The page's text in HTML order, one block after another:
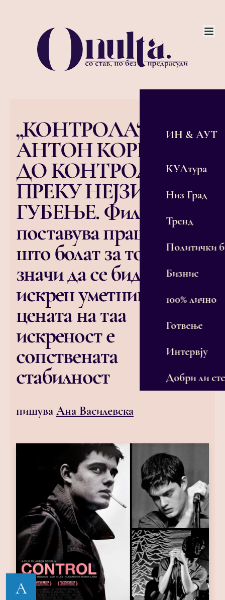
ИН & АУТ
КУЛтура
Низ Град
Тренд
Политички
Бизнис
100% лично
Готвење
Интервју
Добри ли
„КОНТРОЛА“ НА
АНТОН КОРБЕЈН –
ДО КОНТРОЛА
ПРЕКУ НЕЈЗИНО
ГУБЕЊЕ. Филмот
поставува прашања
што болат за тоа што
значи да се биде
искрен уметник, кога
цената на таа
искреност е
сопствената
стабилност
пишува Ана Василевска
А